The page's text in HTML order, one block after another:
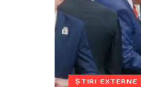
ȘTIRI EXTERNE